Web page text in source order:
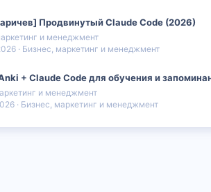
Продвинутый Claude Code (2026)
и менеджмент
Бизнес, маркетинг и менеджмент
+ Claude Code для обучения и
и менеджмент
Бизнес, маркетинг и менеджмент